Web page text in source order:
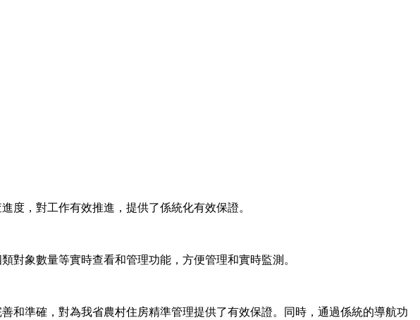
度，對工作有效推進，提供了係統化有效保證。
對象數量等實時查看和管理功能，方便管理和實時監測。
和準確，對為我省農村住房精準管理提供了有效保證。同時，通過係統的導航功